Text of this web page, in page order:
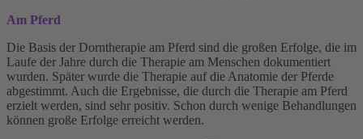
Am Pferd
Die Basis der Dorntherapie am Pferd sind die großen Erfolge, die im
Laufe der Jahre durch die Therapie am Menschen dokumentiert
wurden. Später wurde die Therapie auf die Anatomie der Pferde
abgestimmt. Auch die Ergebnisse, die durch die Therapie am Pferd
erzielt werden, sind sehr positiv. Schon durch wenige Behandlungen
können große Erfolge erreicht werden.